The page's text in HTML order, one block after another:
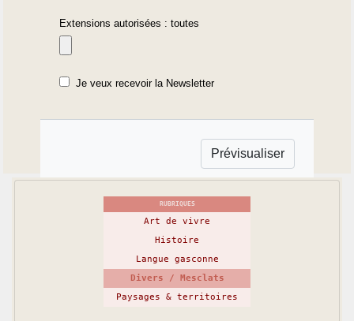
Extensions autorisées : toutes
Je veux recevoir la Newsletter
RUBRIQUES
Art de vivre
Histoire
Langue gasconne
Divers / Mesclats
Paysages & territoires